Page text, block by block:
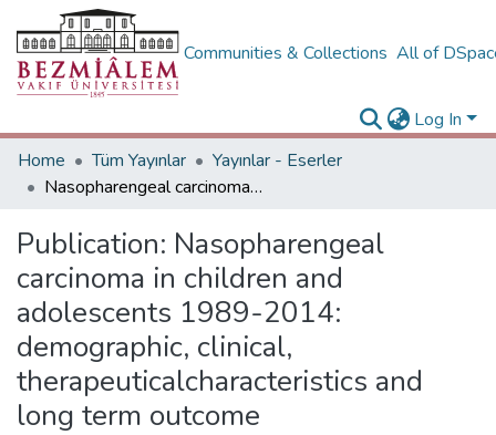
Communities & Collections All of
Log In
Home
Tüm Yayınlar
Yayınlar - Eserler
Nasopharengeal carcinoma in children and adolescents 1989-2014: demographic, clinical, therapeuticalcharacteristics and long term outcome
Publication: Nasopharengeal
carcinoma in children and
adolescents 1989-2014:
demographic, clinical,
therapeuticalcharacteristics and
long term outcome